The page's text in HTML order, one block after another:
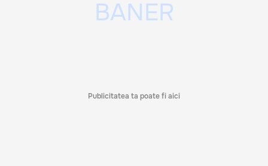
Publicitatea ta poate fi aici